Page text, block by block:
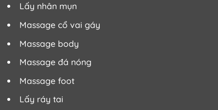
Lấy nhân mụn
Massage cổ vai gáy
Massage body
Massage đá nóng
Massage foot
Lấy ráy tai